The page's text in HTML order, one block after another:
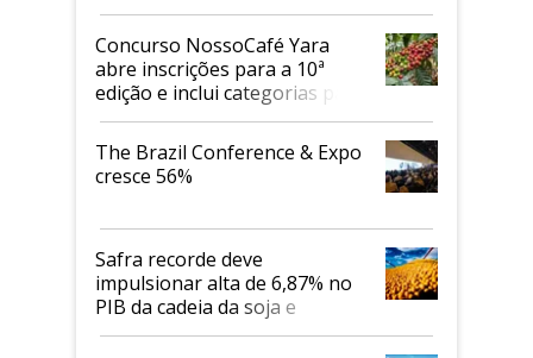
Concurso NossoCafé Yara
abre inscrições para a 10ª
edição e inclui categorias para
cafés Canephora
The Brazil Conference & Expo
cresce 56%
Safra recorde deve
impulsionar alta de 6,87% no
PIB da cadeia da soja e
biodiesel em 2026